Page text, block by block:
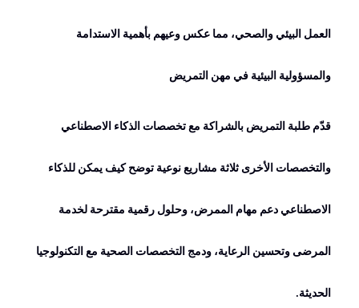
العمل البيئي والصحي، مما عكس وعيهم بأهمية الاستدامة
والمسؤولية البيئية في مهن التمريض
قدّم طلبة التمريض بالشراكة مع تخصصات الذكاء الاصطناعي
والتخصصات الأخرى ثلاثة مشاريع نوعية توضح كيف يمكن للذكاء
الاصطناعي دعم مهام الممرض، وحلول رقمية مقترحة لخدمة
المرضى وتحسين الرعاية، ودمج التخصصات الصحية مع التكنولوجيا
الحديثة.